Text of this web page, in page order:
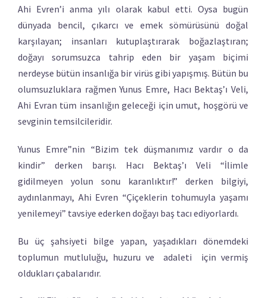
Ahi Evren’i anma yılı olarak kabul etti. Oysa bugün
dünyada bencil, çıkarcı ve emek sömürüsünü doğal
karşılayan; insanları kutuplaştırarak boğazlaştıran;
doğayı sorumsuzca tahrip eden bir yaşam biçimi
nerdeyse bütün insanlığa bir virüs gibi yapışmış. Bütün bu
olumsuzluklara rağmen Yunus Emre, Hacı Bektaş’ı Veli,
Ahi Evran tüm insanlığın geleceği için umut, hoşgörü ve
sevginin temsilcileridir.
Yunus Emre”nin “Bizim tek düşmanımız vardır o da
kindir” derken barışı. Hacı Bektaş’ı Veli “İlimle
gidilmeyen yolun sonu karanlıktır!” derken bilgiyi,
aydınlanmayı, Ahi Evren “Çiçeklerin tohumuyla yaşamı
yenilemeyi” tavsiye ederken doğayı baş tacı ediyorlardı.
Bu üç şahsiyeti bilge yapan, yaşadıkları dönemdeki
toplumun mutluluğu, huzuru ve adaleti için vermiş
oldukları çabalarıdır.